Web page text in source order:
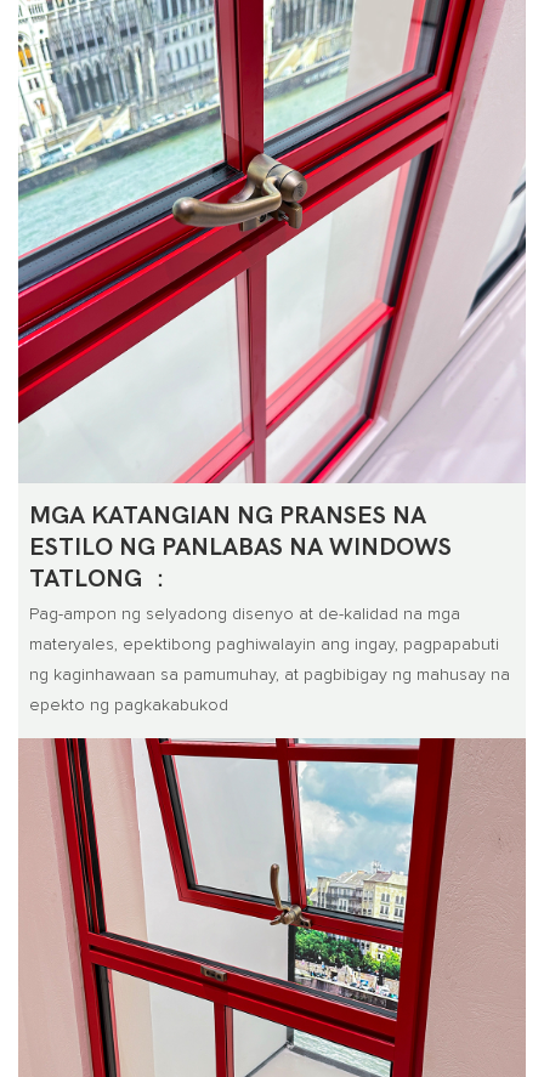
MGA KATANGIAN NG PRANSES NA
ESTILO NG PANLABAS NA WINDOWS
TATLONG ：
Pag-ampon ng selyadong disenyo at de-kalidad na mga
materyales, epektibong paghiwalayin ang ingay, pagpapabuti
ng kaginhawaan sa pamumuhay, at pagbibigay ng mahusay na
epekto ng pagkakabukod